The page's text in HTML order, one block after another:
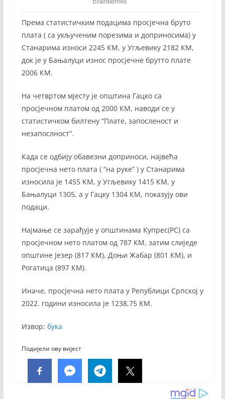
Према статистичким подацима просјечна бруто
плата ( са укљученим порезима и доприносима) у
Станарима износи 2245 КМ, у Угљевику 2182 КМ,
док је у Бањалуци износ просјечне брутто плате
2006 КМ.
На четвртом мјесту је општина Гацко са
просјечном платом од 2000 КМ, наводи се у
статистичком билтену “Плате, запосленост и
незапослност”.
Када се одбију обавезни доприноси, највећа
просјечна нето плата ( “на руке” ) у Станарима
износила је 1455 КМ, у Угљевику 1415 КМ, у
Бањалуци 1305, а у Гацку 1304 КМ, показују ови
подаци.
Најмање се зарађује у општинама Купрес(РС) са
просјечном нето платом од 787 КМ, затим слиједе
општине Језер (817 КМ), Доњи Жабар (801 КМ), и
Рогатица (897 КМ).
Иначе, просјечна нето плата у Републици Српској у
2022. години износила је 1238,75 КМ.
Извор: бука
Подијели ову вијест